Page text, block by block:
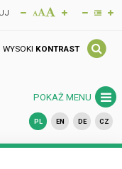
WYSOKI KONTRAST
POKAŻ MENU
PL EN DE CZ